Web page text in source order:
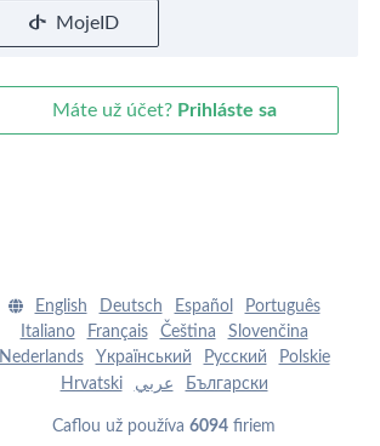
MojeID
Máte už účet? Prihláste sa
English Deutsch Español
Português
Italiano
Français Čeština
Slovenčina
Nederlands
Yкраїнський Pусский
Polskie
Hrvatski
عربي Български
Caflou už používa 6094 firiem